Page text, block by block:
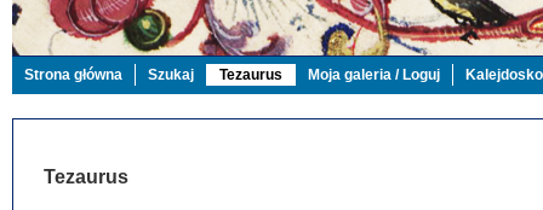
Strona główna Szukaj Tezaurus Moja galeria / Loguj
Tezaurus